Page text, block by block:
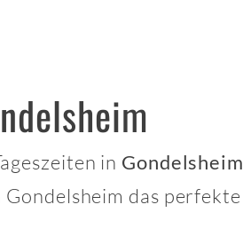
in Gondelsheim
Gondelsheim das perfekte